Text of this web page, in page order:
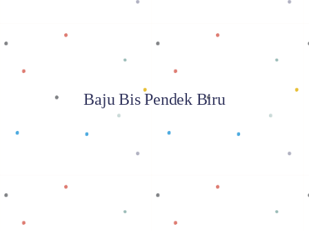
Baju Bis Pendek Biru